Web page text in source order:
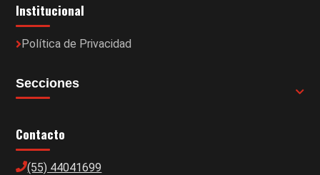
Institucional
Política de Privacidad
Secciones
Contacto
(55) 44041699